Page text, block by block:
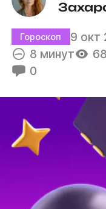
Гороскоп
9 окт
8 минут
0